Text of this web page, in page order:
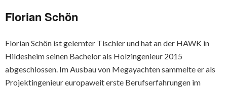
Florian Schön
Florian Schön ist gelernter Tischler und hat an der HAWK in
Hildesheim seinen Bachelor als Holzingenieur 2015
abgeschlossen. Im Ausbau von Megayachten sammelte er als
Projektingenieur europaweit erste Berufserfahrungen im